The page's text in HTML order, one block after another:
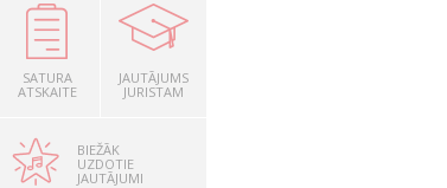
SATURA
ATSKAITE
JAUTĀJUMS
JURISTAM
BIEŽĀK
UZDOTIE
JAUTĀJUMI